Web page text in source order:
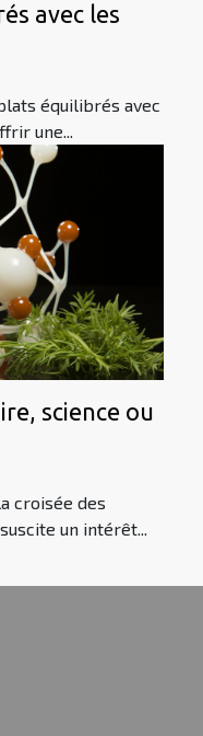
avec les
équilibrés avec
une...
science ou
croisée des
un intérêt...